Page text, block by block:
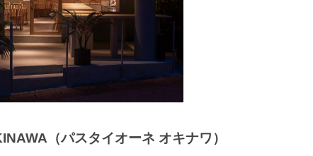
（パスタイオーネ オキナワ）